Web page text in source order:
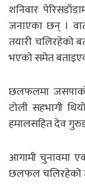
शनिवार
जनाएका छन् ।
तयारी चलिरहेको
भएको समेत
छलफलमा जसपाको
टोली सहभागी
हमालसहित देव
आगामी चुनावमा
छलफल चलिरहेको